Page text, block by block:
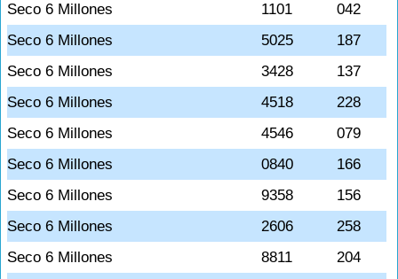
Seco 6 Millones
1101
042
Seco 6 Millones
5025
187
Seco 6 Millones
3428
137
Seco 6 Millones
4518
228
Seco 6 Millones
4546
079
Seco 6 Millones
0840
166
Seco 6 Millones
9358
156
Seco 6 Millones
2606
258
Seco 6 Millones
8811
204